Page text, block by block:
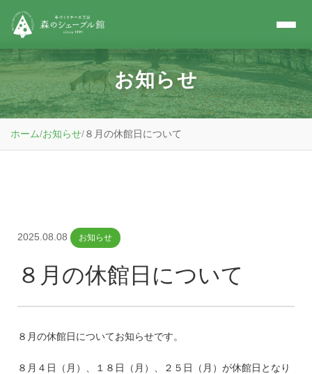
お知らせ
ホーム/お知らせ/８月の休館日について
2025.08.08 お知らせ
８月の休館日について
８月の休館日についてお知らせです。
８月４日（月）、１８日（月）、２５日（月）が休館日となり